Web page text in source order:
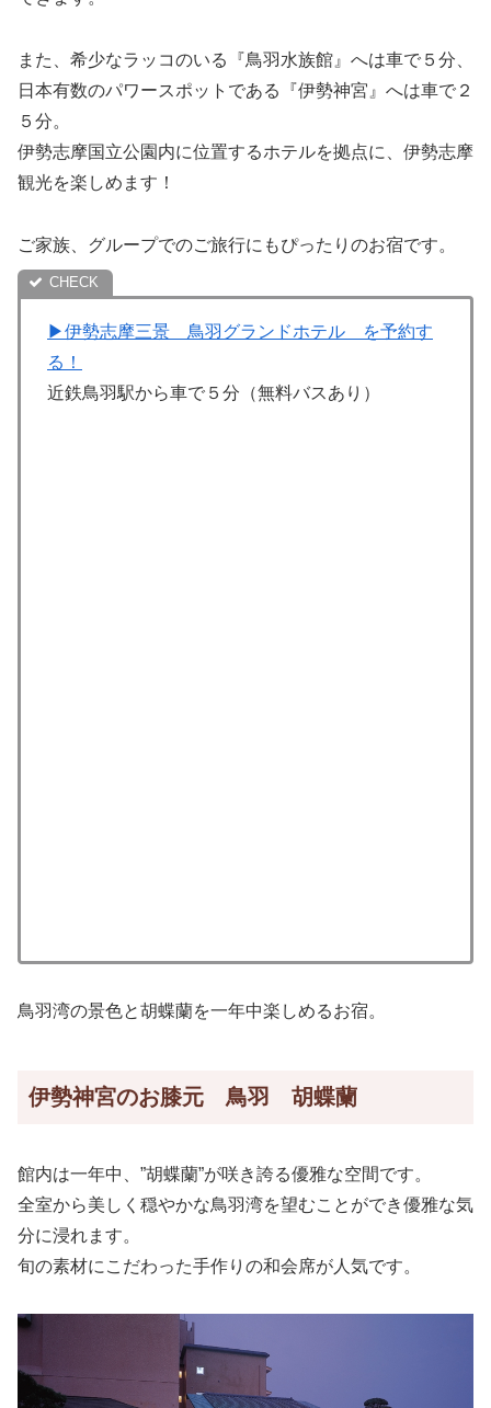
また、希少なラッコのいる『鳥羽水族館』へは車で５分、
日本有数のパワースポットである『伊勢神宮』へは車で２
５分。
伊勢志摩国立公園内に位置するホテルを拠点に、伊勢志摩
観光を楽しめます！
ご家族、グループでのご旅行にもぴったりのお宿です。
▶︎伊勢志摩三景 鳥羽グランドホテル を予約す
る！
近鉄鳥羽駅から車で５分（無料バスあり）
鳥羽湾の景色と胡蝶蘭を一年中楽しめるお宿。
伊勢神宮のお膝元 鳥羽 胡蝶蘭
館内は一年中、”胡蝶蘭”が咲き誇る優雅な空間です。
全室から美しく穏やかな鳥羽湾を望むことができ優雅な気
分に浸れます。
旬の素材にこだわった手作りの和会席が人気です。